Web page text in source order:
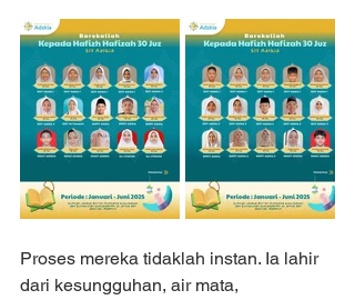
Proses mereka tidaklah instan. Ia lahir
dari kesungguhan, air mata,